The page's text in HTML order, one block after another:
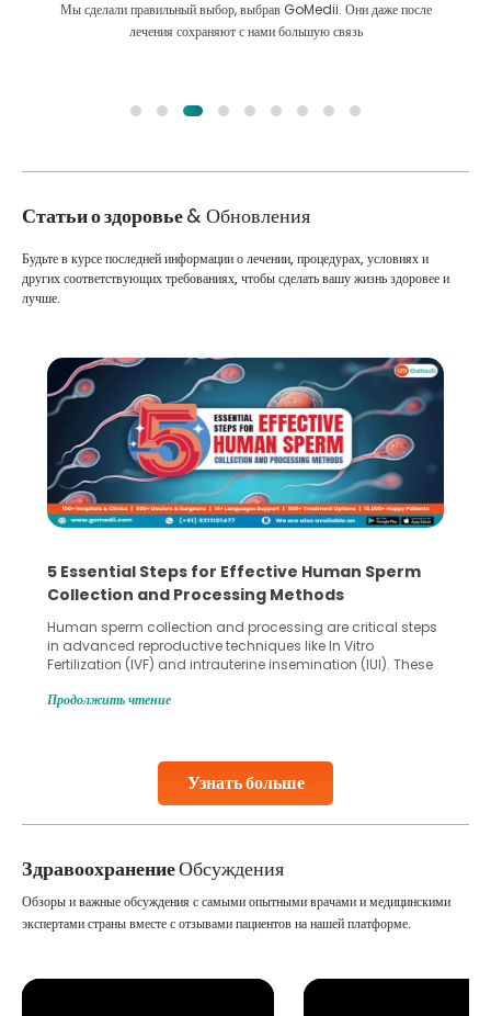
Мы сделали правильный выбор, выбрав GoMedii. Они даже после
лечения сохраняют с нами большую связь
Статьи о здоровье& Обновления
Узнать больше
Будьте в курсе последней информации о лечении, процедурах, условиях и
других соответствующих требованиях, чтобы сделать вашу жизнь здоровее и
лучше.
5 Essential Steps for Effective Human Sperm
Collection and Processing Methods
Human sperm collection and processing are critical steps
in advanced reproductive techniques like In Vitro
Fertilization (IVF) and intrauterine insemination (IUI). These
challenges and help couples achieve their dream of
collected, they process the
Продолжить чтение
ЗдравоохранениеОбсуждения
Обзоры и важные обсуждения с самыми опытными врачами и медицинскими
экспертами страны вместе с отзывами пациентов на нашей платформе.